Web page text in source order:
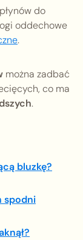
do
oddechowe
.
można zadbać
co ma
.
bluzkę?
spodni